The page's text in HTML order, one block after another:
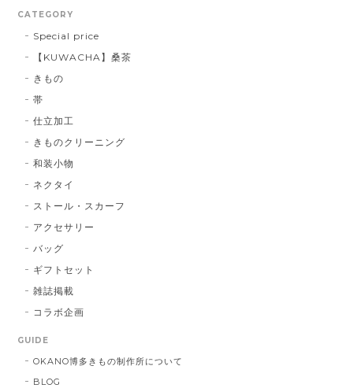
CATEGORY
Special price
【KUWACHA】桑茶
きもの
帯
仕立加工
きものクリーニング
和装小物
ネクタイ
ストール・スカーフ
アクセサリー
バッグ
ギフトセット
雑誌掲載
コラボ企画
GUIDE
OKANO博多きもの制作所について
BLOG